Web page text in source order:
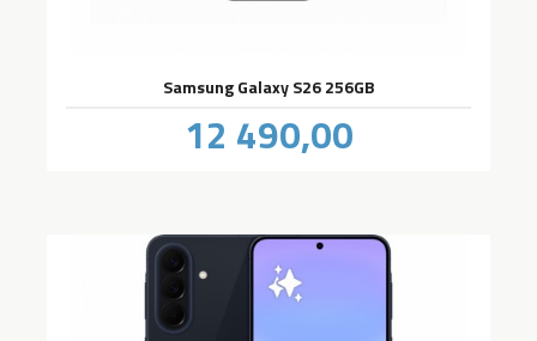
Samsung Galaxy S26 256GB
Pris
12 490,00mva.